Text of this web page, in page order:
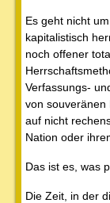
Es geht nicht
kapitalistisch
noch offener
Verfassungs-
von souveränen
auf nicht
Nation oder
Das ist es, was
Die Zeit, in der